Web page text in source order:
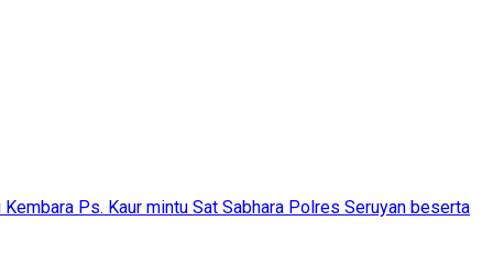
Ps. Kaur mintu Sat Sabhara Polres Seruyan beserta